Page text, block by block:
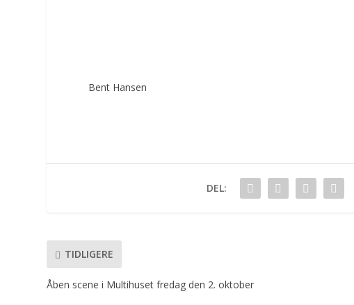
Bent Hansen
DEL:
TIDLIGERE
Åben scene i Multihuset fredag den 2. oktober